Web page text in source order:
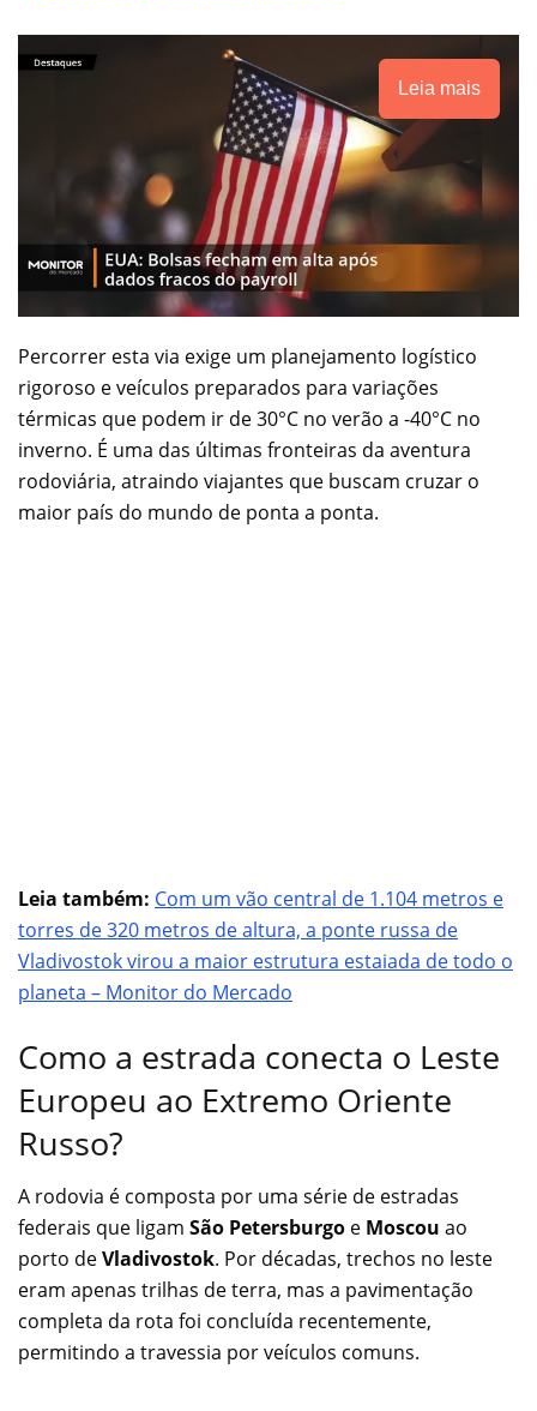
Leia mais
Percorrer esta via exige um planejamento logístico
rigoroso e veículos preparados para variações
térmicas que podem ir de 30°C no verão a -40°C no
inverno. É uma das últimas fronteiras da aventura
rodoviária, atraindo viajantes que buscam cruzar o
maior país do mundo de ponta a ponta.
Leia também: Com um vão central de 1.104 metros e
torres de 320 metros de altura, a ponte russa de
Vladivostok virou a maior estrutura estaiada de todo o
planeta – Monitor do Mercado
Como a estrada conecta o Leste
Europeu ao Extremo Oriente
Russo?
A rodovia é composta por uma série de estradas
federais que ligam São Petersburgo e Moscou ao
porto deVladivostok. Por décadas, trechos no leste
eram apenas trilhas de terra, mas a pavimentação
completa da rota foi concluída recentemente,
permitindo a travessia por veículos comuns.